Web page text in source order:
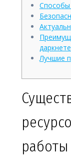
Способы
даркнете
Лучшие